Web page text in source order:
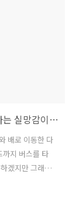
뉴질랜드 자전거 여행[37] - 때로는 기대보다는 실망감이 더 클때도 있다.
배로 이동한 다
까지 버스를 타
겠지만 그래도
기를 타고 가